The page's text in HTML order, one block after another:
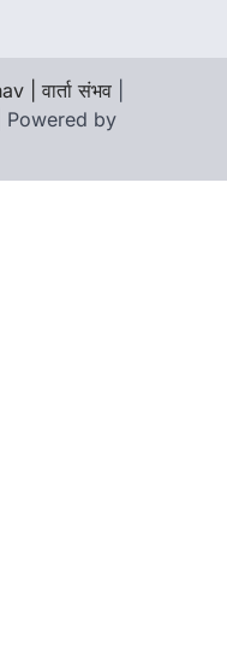
| वार्ता संभव
| Powered by